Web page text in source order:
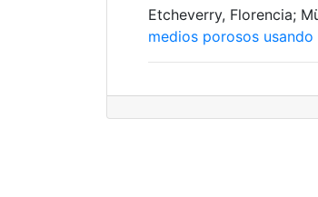
Etcheverry, Florencia;
medios porosos